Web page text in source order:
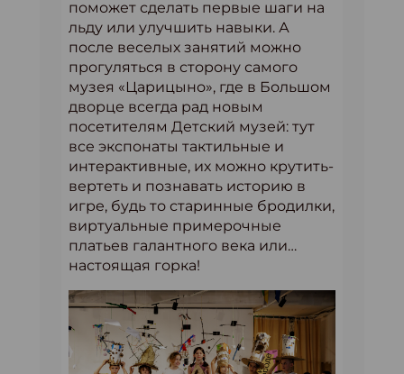
поможет сделать первые шаги на
льду или улучшить навыки. А
после веселых занятий можно
прогуляться в сторону самого
музея «Царицыно», где в Большом
дворце всегда рад новым
посетителям Детский музей: тут
все экспонаты тактильные и
интерактивные, их можно крутить-
вертеть и познавать историю в
игре, будь то старинные бродилки,
виртуальные примерочные
платьев галантного века или…
настоящая горка!